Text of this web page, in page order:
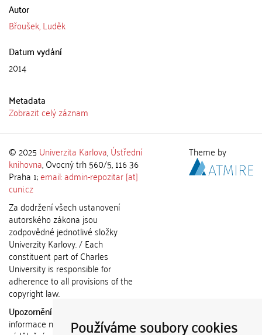
Používáme soubory cookies
Autor
Břoušek, Luděk
Datum vydání
2014
Metadata
Zobrazit celý záznam
© 2025 Univerzita Karlova,Ústřední
knihovna, Ovocný trh 560/5, 116 36
Praha 1;email: admin-repozitar [at]
cuni.cz
Za dodržení všech ustanovení
autorského zákona jsou
zodpovědné jednotlivé složky
Univerzity Karlovy. / Each
constituent part of Charles
University is responsible for
adherence to all provisions of the
copyright law.
Upozornění / Notice:
informace nemohou být použity k
Theme by